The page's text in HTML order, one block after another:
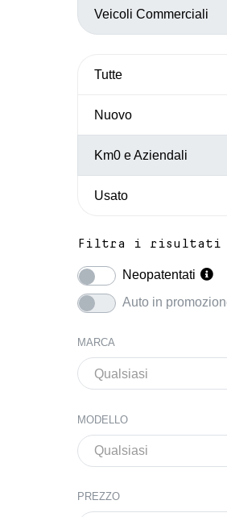
Veicoli Commerciali
Tutte
Nuovo
Km0 e Aziendali
Usato
Filtra i risultati
Neopatentati
Auto in
MARCA
Qualsiasi
MODELLO
Qualsiasi
PREZZO